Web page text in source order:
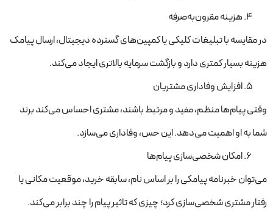
هزینه مقرون‌به‌صرفه
در مقایسه با تبلیغات کلیکی یا کمپین‌های گسترده دیجیتال، ارسال پیامک
هزینه بسیار کمتری دارد و بازگشت سرمایه بالاتری ایجاد می‌کند.
افزایش وفاداری مشتریان
وقتی پیام‌ها منظم، مفید و مرتبط باشند، مشتری احساس می‌کند برند
شما به او اهمیت می‌دهد. این حس، وفاداری می‌سازد.
امکان شخصی‌سازی پیام‌ها
می‌توان خبرنامه پیامکی را بر اساس نام، سابقه خرید، موقعیت مکانی یا
رفتار مشتری شخصی‌سازی کرد؛ چیزی که تاثیر پیام را چند برابر می‌کند.